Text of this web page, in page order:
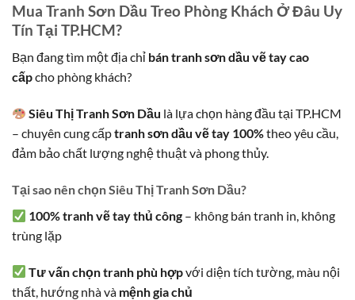
Mua Tranh Sơn Dầu Treo Phòng Khách Ở Đâu Uy
Tín Tại TP.HCM?
Bạn đang tìm một địa chỉ bán tranh sơn dầu vẽ tay cao
cấpcho phòng khách?
Siêu Thị Tranh Sơn Dầu là lựa chọn hàng đầu tại TP.HCM
– chuyên cung cấptranh sơn dầu vẽ tay 100%theo yêu cầu,
đảm bảo chất lượng nghệ thuật và phong thủy.
Tại sao nên chọn Siêu Thị Tranh Sơn Dầu?
100% tranh vẽ tay thủ công – không bán tranh in, không
trùng lặp
Tư vấn chọn tranh phù hợpvới diện tích tường, màu nội
thất, hướng nhà và mệnh gia chủ